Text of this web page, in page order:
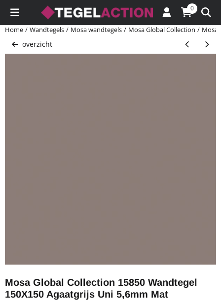
Cookievoorkeuren zijn momenteel gesloten. 0
Home / Wandtegels / Mosa wandtegels / Mosa Global Collection / Mosa
overzicht
Mosa Global Collection 15850 Wandtegel
150X150 Agaatgrijs Uni 5,6mm Mat